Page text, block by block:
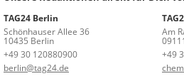
TAG24 Berlin
Schönhauser Allee 36
10435 Berlin
+49 30 120880900
berlin@tag24.de
Am
+49